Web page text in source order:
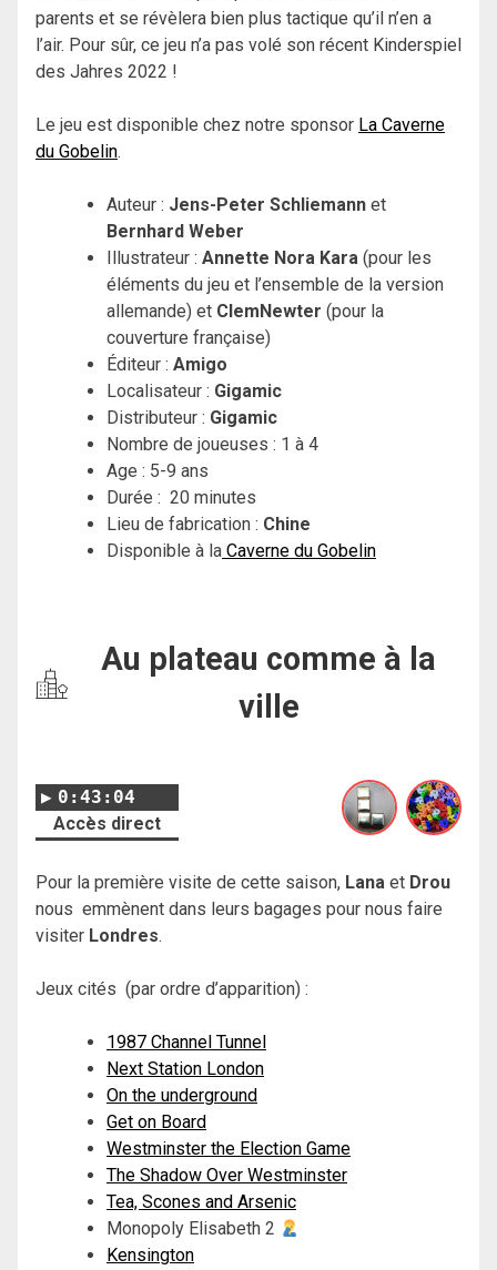
parents et se révèlera bien plus tactique qu’il n’en a
l’air. Pour sûr, ce jeu n’a pas volé son récent Kinderspiel
des Jahres 2022 !
Le jeu est disponible chez notre sponsor La Caverne
du Gobelin.
Auteur : Jens-Peter Schliemann et
Bernhard Weber
Illustrateur : Annette Nora Kara (pour les
éléments du jeu et l’ensemble de la version
allemande) et ClemNewter (pour la
couverture française)
Éditeur : Amigo
Localisateur : Gigamic
Distributeur : Gigamic
Nombre de joueuses : 1 à 4
Age : 5-9 ans
Durée : 20 minutes
Lieu de fabrication : Chine
Disponible à la Caverne du Gobelin
Au plateau comme à la
ville
0:43:04
Accès direct
Pour la première visite de cette saison, Lana et Drou
nous emmènent dans leurs bagages pour nous faire
visiter Londres.
Jeux cités (par ordre d’apparition) :
1987 Channel Tunnel
Next Station London
On the underground
Get on Board
Westminster the Election Game
The Shadow Over Westminster
Tea, Scones and Arsenic
Monopoly Elisabeth 2
Kensington